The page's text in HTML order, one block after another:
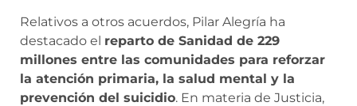
Relativos a otros acuerdos, Pilar Alegría ha
destacado el reparto de Sanidad de 229
millones entre las comunidades para reforzar
la atención primaria, la salud mental y la
prevención del suicidio. En materia de Justicia,